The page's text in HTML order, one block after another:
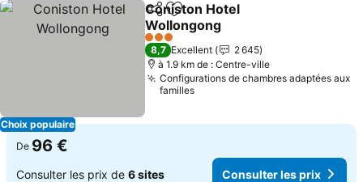
Choix populaire
PartagerAjouter à mes favoris
Coniston Hotel
Wollongong
3 Étoiles
8,7 Excellent
2 645
à 1.9 km de : Centre-ville
Configurations de chambres adaptées aux
familles
De 96 €
Consulter les prix de 6 sites Consulter les prix